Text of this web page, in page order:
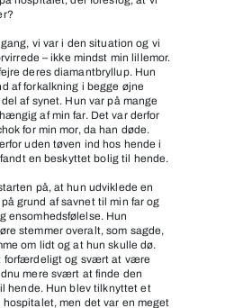
vi var i den situation og vi
– ikke mindst min lillemor.
deres diamantbryllup. Hun
af forkalkning i begge øjne
af synet. Hun var på mange
af min far. Det var derfor
for min mor, da han døde.
uden tøven ind hos hende i
en beskyttet bolig til hende.
på, at hun udviklede en
grund af savnet til min far og
ensomhedsfølelse. Hun
stemmer overalt, som sagde,
om lidt og at hun skulle dø.
forfærdeligt og svært at være
mere svært at finde den
hende. Hun blev tilknyttet et
men det var en meget